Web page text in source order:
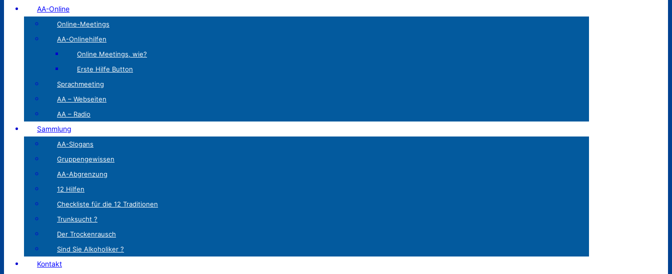
AA-Online
Online-Meetings
AA-Onlinehilfen
Online Meetings, wie?
Erste Hilfe Button
Sprachmeeting
AA – Webseiten
AA – Radio
Sammlung
AA-Slogans
Gruppengewissen
AA-Abgrenzung
12 Hilfen
Checkliste für die 12 Traditionen
Trunksucht ?
Der Trockenrausch
Sind Sie Alkoholiker ?
Kontakt